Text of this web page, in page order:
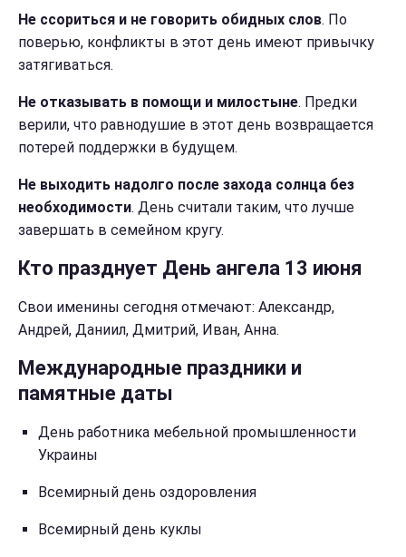
Не ссориться и не говорить обидных слов. По
поверью, конфликты в этот день имеют привычку
затягиваться.
Не отказывать в помощи и милостыне. Предки
верили, что равнодушие в этот день возвращается
потерей поддержки в будущем.
Не выходить надолго после захода солнца без
необходимости. День считали таким, что лучше
завершать в семейном кругу.
Кто празднует День ангела 13 июня
Свои именины сегодня отмечают: Александр,
Андрей, Даниил, Дмитрий, Иван, Анна.
Международные праздники и
памятные даты
День работника мебельной промышленности
Украины
Всемирный день оздоровления
Всемирный день куклы